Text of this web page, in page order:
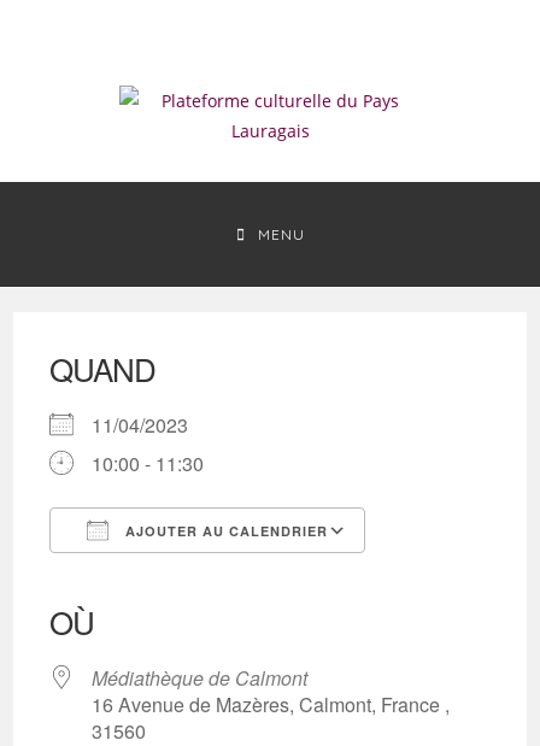
MENU
QUAND
11/04/2023
10:00 - 11:30
AJOUTER AU CALENDRIER
OÙ
Médiathèque de Calmont
16 Avenue de Mazères, Calmont, France ,
31560